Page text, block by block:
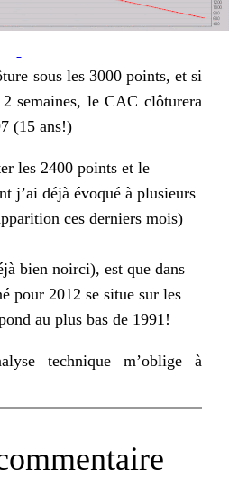
sous les 3000 points, et si
semaines, le CAC clôturera
(15 ans!)
les 2400 points et le
j’ai déjà évoqué à plusieurs
ces derniers mois)
bien noirci), est que dans
pour 2012 se situe sur les
au plus bas de 1991!
technique m’oblige à